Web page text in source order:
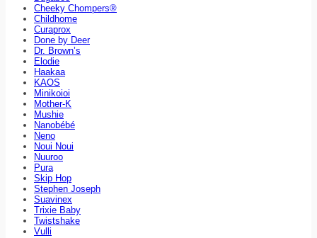
Cheeky Chompers®
Childhome
Curaprox
Done by Deer
Dr. Brown’s
Elodie
Haakaa
KAOS
Minikoioi
Mother-K
Mushie
Nanobébé
Neno
Noui Noui
Nuuroo
Pura
Skip Hop
Stephen Joseph
Suavinex
Trixie Baby
Twistshake
Vulli